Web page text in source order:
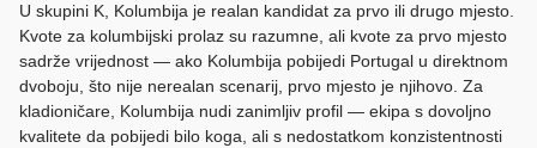
U skupini K, Kolumbija je realan kandidat za prvo ili drugo mjesto.
Kvote za kolumbijski prolaz su razumne, ali kvote za prvo mjesto
sadrže vrijednost — ako Kolumbija pobijedi Portugal u direktnom
dvoboju, što nije nerealan scenarij, prvo mjesto je njihovo. Za
kladioničare, Kolumbija nudi zanimljiv profil — ekipa s dovoljno
kvalitete da pobijedi bilo koga, ali s nedostatkom konzistentnosti